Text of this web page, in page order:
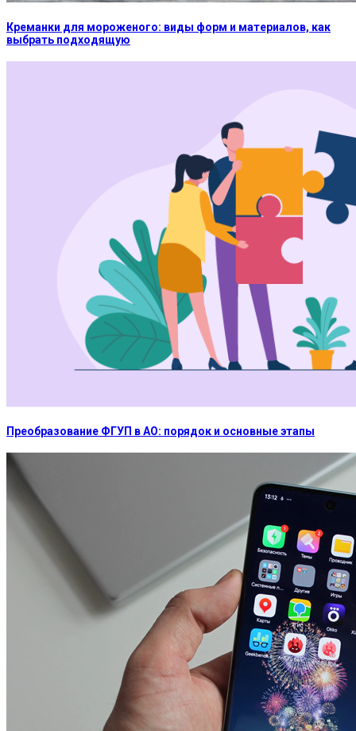
Креманки для мороженого: виды форм и материалов, как
выбрать подходящую
Преобразование ФГУП в АО: порядок и основные этапы